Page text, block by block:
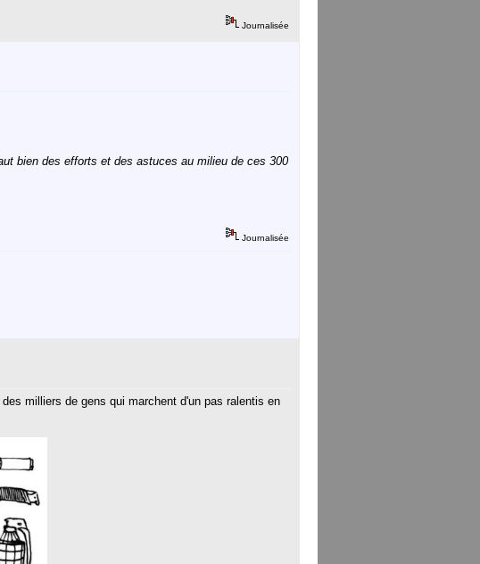
Journalisée
bien des efforts et des astuces au milieu de ces 300
Journalisée
milliers de gens qui marchent d'un pas ralentis en